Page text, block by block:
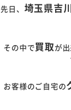
先日、 埼玉県吉
その中で買取が
お客様のご自宅の